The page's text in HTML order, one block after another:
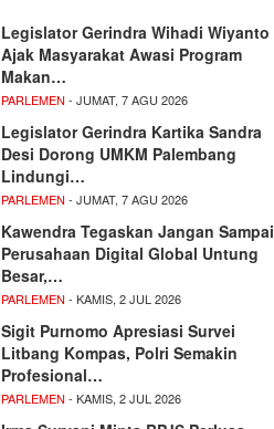
Legislator Gerindra Wihadi Wiyanto
Ajak Masyarakat Awasi Program
Makan…
PARLEMEN - JUMAT, 7 AGU 2026
Legislator Gerindra Kartika Sandra
Desi Dorong UMKM Palembang
Lindungi…
PARLEMEN - JUMAT, 7 AGU 2026
Kawendra Tegaskan Jangan Sampai
Perusahaan Digital Global Untung
Besar,…
PARLEMEN - KAMIS, 2 JUL 2026
Sigit Purnomo Apresiasi Survei
Litbang Kompas, Polri Semakin
Profesional…
PARLEMEN - KAMIS, 2 JUL 2026